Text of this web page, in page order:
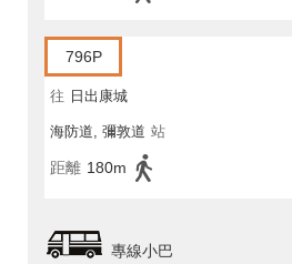
796P
往 日出康城
海防道, 彌敦道 站
距離 180m
專線小巴